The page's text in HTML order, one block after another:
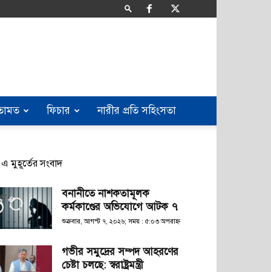
ফিচার নারীর প্রতি সহিংসতা
এ মুহূর্তের সংবাদ
বনানীতে নাশকতামূলক
কর্মকাণ্ডের অভিযোগে আটক ৭
শুক্রবার, আগস্ট ৭, ২০২৬; সময় : ৫:০৩ অপরাহ্ণ
গভীর সমুদ্রের সম্পদ আহরণের
চেষ্টা চলছে: স্বরাষ্ট্রমন্ত্রী